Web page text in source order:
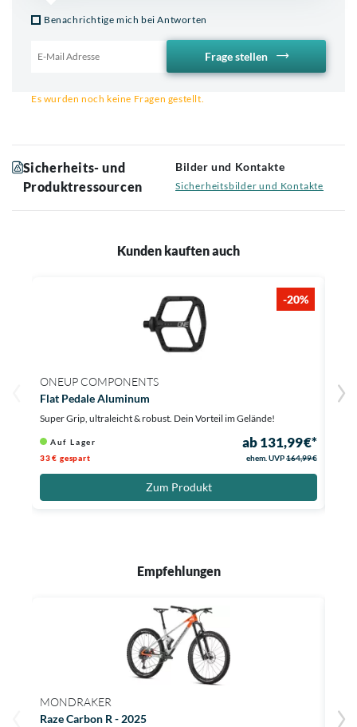
Benachrichtige mich bei Antworten
Frage stellen
Es wurden noch keine Fragen gestellt.
Sicherheits- und
Produktressourcen
Bilder und Kontakte
Sicherheitsbilder und Kontakte
Kunden kauften auch
-20%
ONEUP COMPONENTS
Flat Pedale Aluminum
Super Grip, ultraleicht & robust. Dein Vorteil im Gelände!
Auf Lager ab 131,99 €*
33 € gespart ehem. UVP164,99 €
Zum Produkt
Empfehlungen
MONDRAKER
Raze Carbon R - 2025